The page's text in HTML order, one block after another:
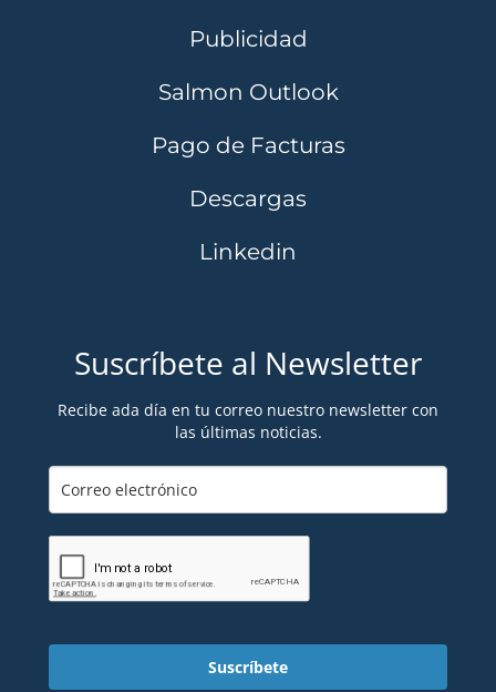
Publicidad
Salmon Outlook
Pago de Facturas
Descargas
Linkedin
Suscríbete al Newsletter
Recibe ada día en tu correo nuestro newsletter con
las últimas noticias.
Suscríbete